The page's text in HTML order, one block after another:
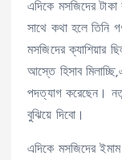
এদিকে মসজিদের টাকা
সাথে কথা হলে তিনি
মসজিদের ক্যাশিয়ার
আস্তে হিসাব
পদত্যাগ করেছেন।
বুঝিয়ে দিবো।
এদিকে মসজিদের